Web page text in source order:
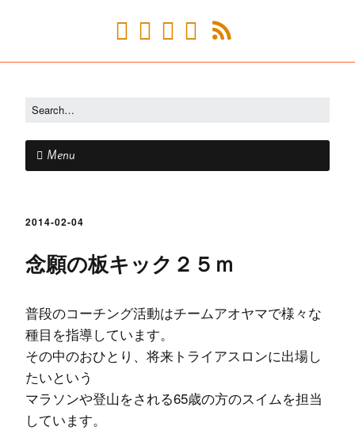
Menu
2014-02-04
念願の板キック２５ｍ
普段のコーチング活動はチームアオヤマで様々な
種目を指導しています。
その中のおひとり、将来トライアスロンに出場し
たいという
マラソンや登山をされる65歳の方のスイムを担当
しています。